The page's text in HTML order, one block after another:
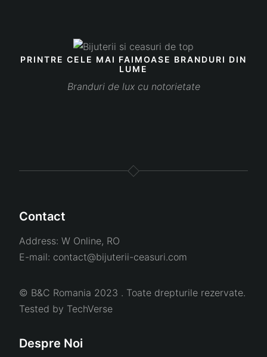
PRINTRE CELE MAI FAIMOASE BRANDURI DIN
LUME
Branduri de lux cu notorietate
Contact
Address: W Online, RO
E-mail: contact@bijuterii-ceasuri.com
© B&C Romania 2023 . Toate drepturile rezervate.
Tested by TechVerse
Despre Noi